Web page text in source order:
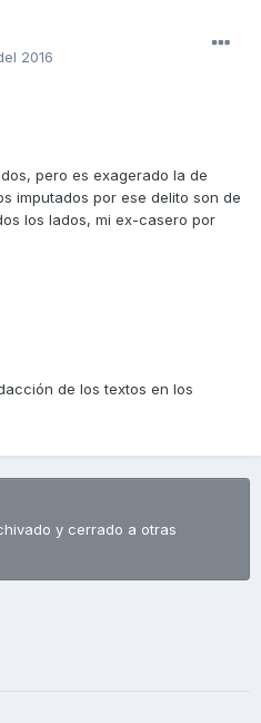
2016
pero es exagerado la de
imputados por ese delito son de
los lados, mi ex-casero por
de los textos en los
y cerrado a otras